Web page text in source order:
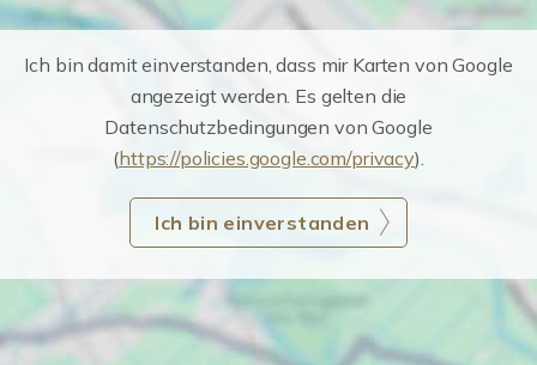
Ich bin damit einverstanden, dass mir Karten von Google
angezeigt werden. Es gelten die
Datenschutzbedingungen von Google
(https://policies.google.com/privacy).
Ich bin einverstanden